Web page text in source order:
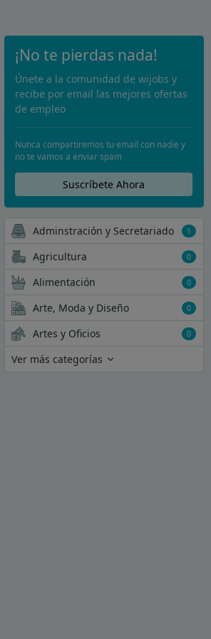
¡No te pierdas nada!
Únete a la comunidad de wijobs y
recibe por email las mejores ofertas
de empleo
Nunca compartiremos tu email con nadie y
no te vamos a enviar spam
Suscríbete Ahora
Adminstración y Secretariado 1
Agricultura 0
Alimentación 0
Arte, Moda y Diseño 0
Artes y Oficios 0
Ver más categorías